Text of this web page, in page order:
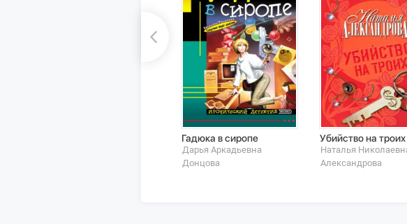
Гадюка в сиропе
Дарья Аркадьевна
Донцова
Убийство на троих
Наталья
Александрова